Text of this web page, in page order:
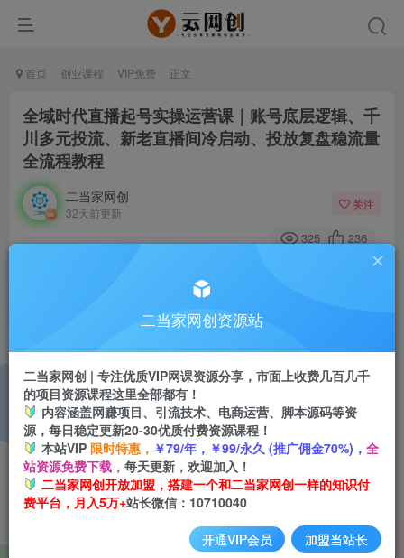
首页 创业课程 VIP免费 正文
全域时代直播起号实操运营课｜账号底层逻辑、千
川多元投流、新老直播间冷启动、投放复盘稳流量
全流程教程
二当家网创
32天前更新
关注
325 236
此内容为付费阅读，请付费后查看
￥9.9
会员免费
登录购买
全域时代直播起号实操运营课｜账号底层逻辑、千川多元投
流、新老直播间冷启动、投放复盘稳流量全流程教程
二当家网创资源站
二当家网创 | 专注优质VIP网课资源分享，市面上收费几百几千
的项目资源课程这里全部都有！
内容涵盖网赚项目、引流技术、电商运营、脚本源码等资
源，每日稳定更新20-30优质付费资源课程！
本站VIP 限时特惠， ￥79/年，￥99/永久 (推广佣金70%)， 全
站资源免费下载， 每天更新，欢迎加入！
二当家网创开放加盟，搭建一个和二当家网创一样的知识付
费平台，月入5万+站长微信：10710040
开通VIP会员 加盟当站长